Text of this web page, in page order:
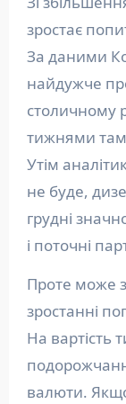
зростає
За даними
найдужче
столичному
тижнями
Утім
не буде,
грудні
і поточні
Проте може
зростанні
На вартість
валюти.